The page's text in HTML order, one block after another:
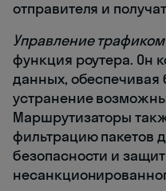
отправителя и
Управление трафиком
функция роутера. Он
данных, обеспечивая
устранение
Маршрутизаторы
фильтрацию пакетов
безопасности и